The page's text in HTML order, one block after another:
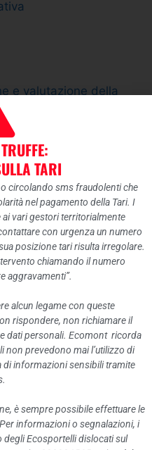
e valutazione della
dei premi
e acquisizione
politico
amministrativi
TARI
circolando sms fraudolenti che
nel pagamento della Tari. I
vari gestori territorialmente
con urgenza un numero
posizione tari risulta irregolare.
chiamando il numero
aggravamenti”.
alcun legame con queste
rispondere, non richiamare il
dati personali. Ecomont ricorda
non prevedono mai l’utilizzo di
di informazioni sensibili tramite
è sempre possibile effettuare le
informazioni o segnalazioni, i
Ecosportelli dislocati sul